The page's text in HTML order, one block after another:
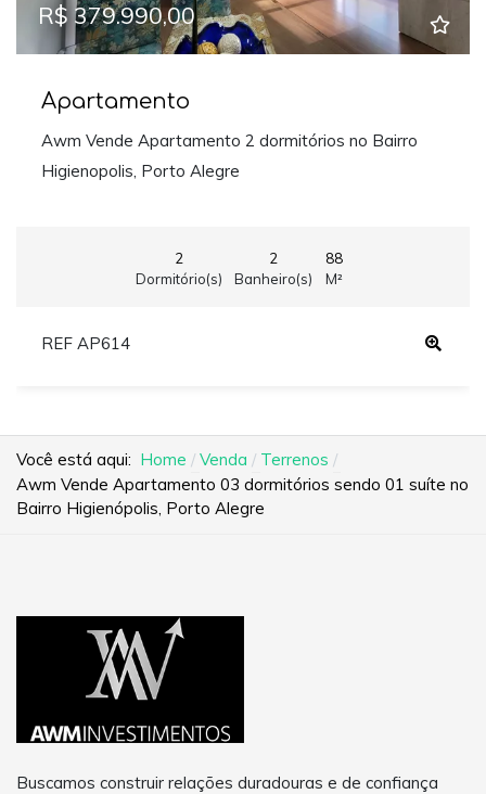
R$ 379.990,00
Apartamento
Awm Vende Apartamento 2 dormitórios no Bairro
Higienopolis, Porto Alegre
2
Dormitório(s)
2
Banheiro(s)
88
M²
REF AP614
Você está aqui: Home Venda
Terrenos
Awm Vende Apartamento 03 dormitórios sendo 01 suíte no
Bairro Higienópolis, Porto Alegre
Buscamos construir relações duradouras e de confiança